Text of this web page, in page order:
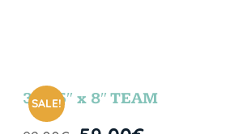
SALE!
31.75″ x 8″ TEAM